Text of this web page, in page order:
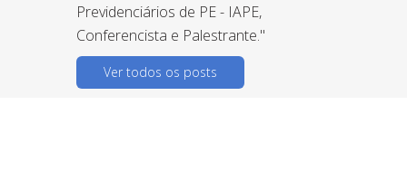
Previdenciários de PE - IAPE,
Conferencista e Palestrante."
Ver todos os posts